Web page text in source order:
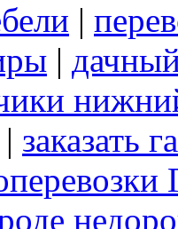
|
|
| заказать